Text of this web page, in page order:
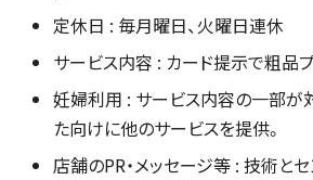
定休日 : 毎月曜日、火曜日連休
サービス内容 : カード提示で粗品
妊婦利用 : サービス内容の一部が
た向けに他のサービスを提供。
店舗のPR・メッセージ等 : 技術と